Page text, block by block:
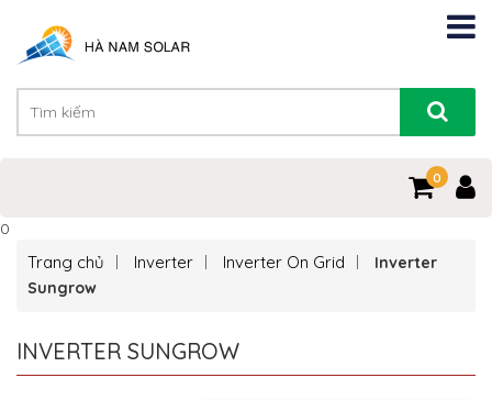
0
0
Trang chủ Inverter Inverter On Grid
Inverter
Sungrow
INVERTER SUNGROW